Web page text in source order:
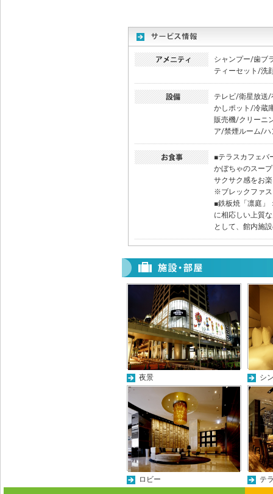
シャンプー/歯ブ
ティーセット/洗
テレビ/衛星放送/
かしポット/冷蔵
販売機/クリーニ
ア/禁煙ルーム/
■テラスカフェバ
かぼちゃのスー
サクサク感をお
※ブレックファ
■鉄板焼「凛庭」
に相応しい上質
として、館内施
夜景 シ
ロビー テ